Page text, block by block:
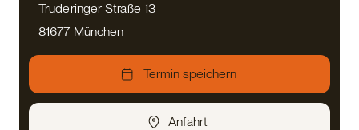
Truderinger Straße 13
81677 München
Termin speichern
Anfahrt